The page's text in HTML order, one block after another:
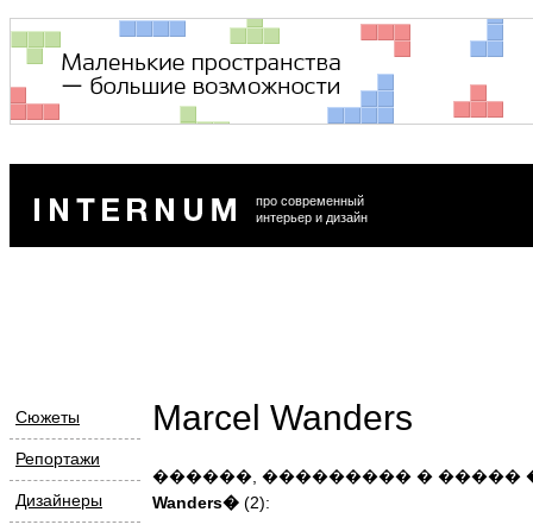
про современный
интерьер и дизайн
Сюжеты
Репортажи
Дизайнеры
Marcel Wanders
������, ��������� � �����
Wanders� (2):